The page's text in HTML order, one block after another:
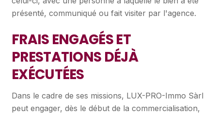
présenté, communiqué ou fait visiter par l'agence.
FRAIS ENGAGÉS ET
PRESTATIONS DÉJÀ
EXÉCUTÉES
Dans le cadre de ses missions, LUX-PRO-Immo Sàrl
peut engager, dès le début de la commercialisation,